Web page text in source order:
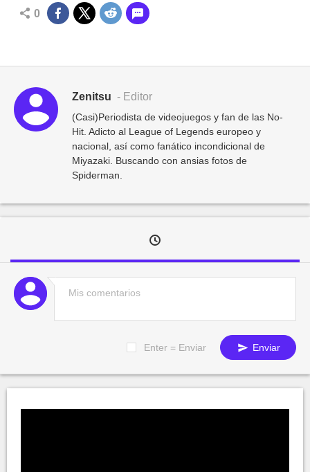
0
Zenitsu - Editor
(Casi)Periodista de videojuegos y fan de las No-
Hit. Adicto al League of Legends europeo y
nacional, así como fanático incondicional de
Miyazaki. Buscando con ansias fotos de
Spiderman.
Enter = Enviar Enviar